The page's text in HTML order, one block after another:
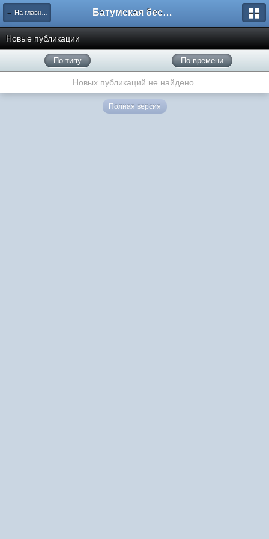
← На главную Батумская беседка
Новые публикации
По типу По времени
Новых публикаций не найдено.
Полная версия